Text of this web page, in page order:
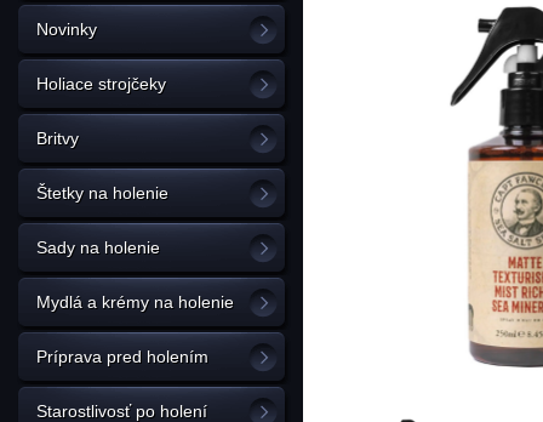
Novinky
Holiace strojčeky
Britvy
Štetky na holenie
Sady na holenie
Mydlá a krémy na holenie
Príprava pred holením
Starostlivosť po holení